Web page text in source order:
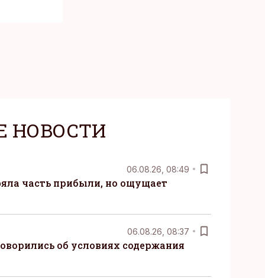
НОВОСТИ
06.08.26, 08:49
часть прибыли, но ощущает
06.08.26, 08:37
об условиях содержания